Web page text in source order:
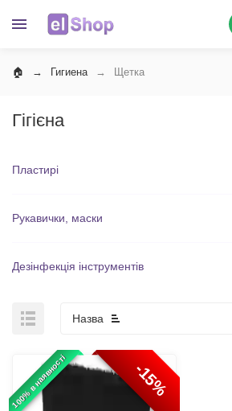
Гигиена Щетка
Гігієна
Пластирі
Рукавички, маски
Дезінфекція інструментів
Назва
100% в наявності -15%